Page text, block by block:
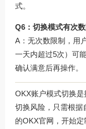
式。
Q6：切换模式有次
A：无次数限制，用
一天内超过5次）可
确认满意后再操作。
OKX账户模式切换
切换风险，只需根据
的OKX官网 ，开始